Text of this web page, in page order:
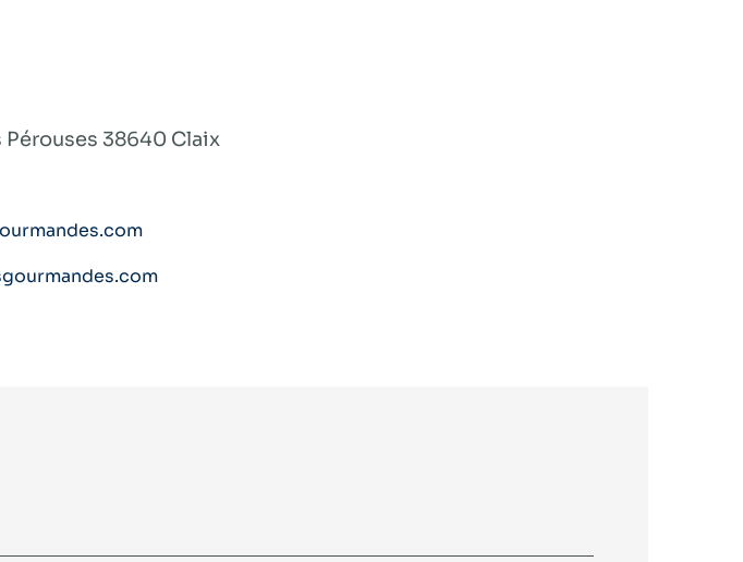
Pérouses 38640 Claix